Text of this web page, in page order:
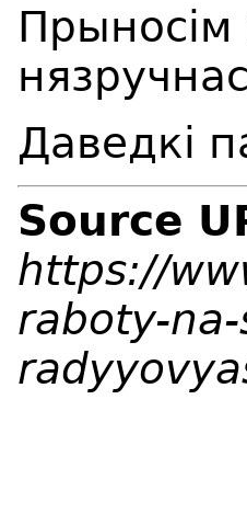
Прыносім
Source
https://
raboty-